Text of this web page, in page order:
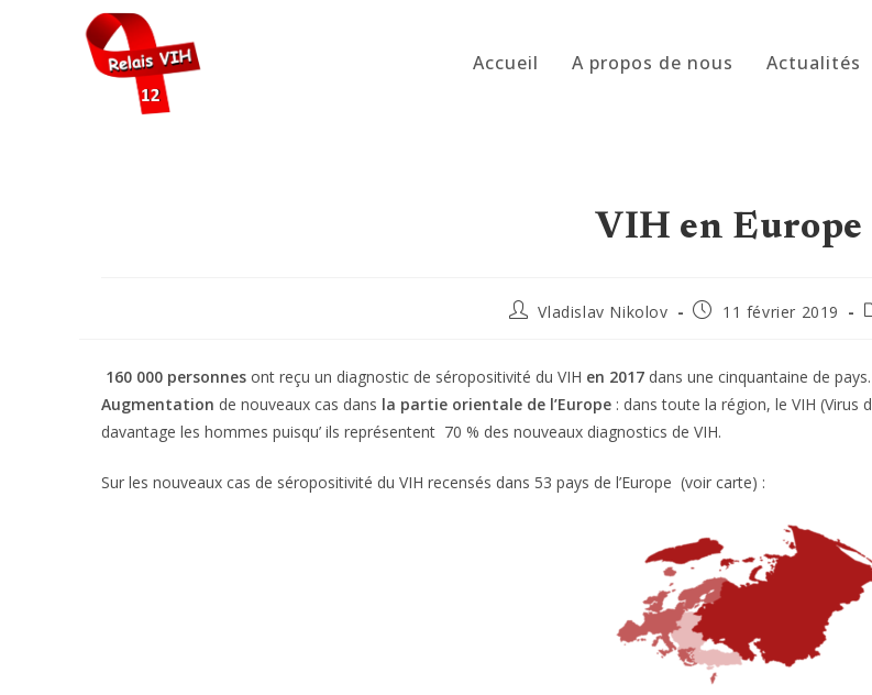
Accueil A propos de nous Actualités
VIH en Europe
Auteur/autrice
publication :
Vladislav Nikolov
Publication
11 février 2019
160 000 personnes ont reçu un diagnostic de séropositivité du VIH en 2017 dans une cinquantaine de pays.
Augmentation de nouveaux cas dans la partie orientale de l’Europe : dans toute la région, le VIH (Virus
davantage les hommes puisqu’ ils représentent 70 % des nouveaux diagnostics de VIH.
Sur les nouveaux cas de séropositivité du VIH recensés dans 53 pays de l’Europe (voir carte) :